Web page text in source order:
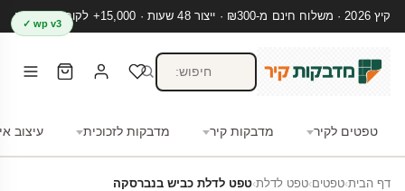
קיץ 2026 · משלוח חינם מ-₪300 · ייצור 48 שעות · 15,000+ לקוחות מרוצים
טפטים לקיר מדבקות קיר מדבקות לזכוכית עיצוב
wp v3 ✓
דף הבית›טפטים›טפט לדלת›טפט לדלת כביש בנברסקה